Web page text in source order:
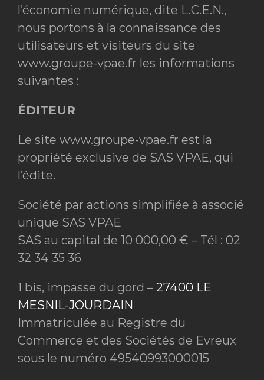
l’économie numérique, dite L.C.E.N.,
nous portons à la connaissance des
utilisateurs et visiteurs du site
www.groupe-vpae.fr les informations
suivantes :
ÉDITEUR
Le site www.groupe-vpae.fr est la
propriété exclusive de SAS VPAE, qui
l’édite.
Société par actions simplifiée à associé
unique SAS VPAE
SAS au capital de 10 000,00 € – Tél : 02
32 34 35 36
1 bis, impasse du gord – 27400 LE
MESNIL-JOURDAIN
Immatriculée au Registre du
Commerce et des Sociétés de Evreux
sous le numéro 49540993000015